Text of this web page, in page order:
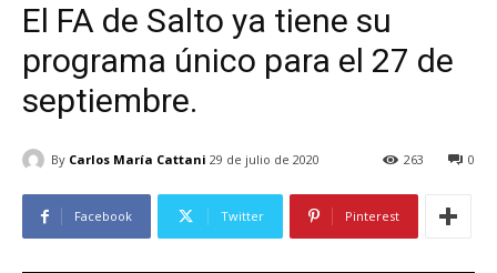
El FA de Salto ya tiene su
programa único para el 27 de
septiembre.
By Carlos María Cattani 29 de julio de 2020 0
263
Facebook Twitter Pinterest